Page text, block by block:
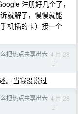
注册好几个了，
就解了，慢慢就能
机插的卡）接一个
把热点共享出去 4 月 28
日
。当我没说过
把热点共享出去 4 月 28
日